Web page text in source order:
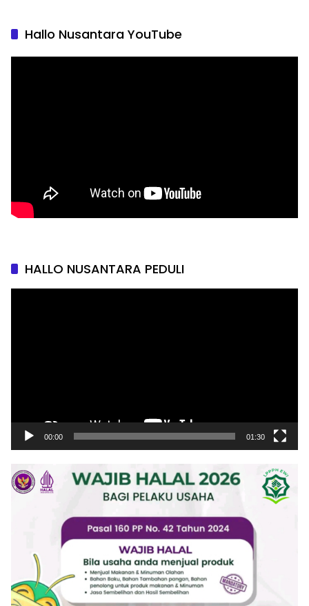
Hallo Nusantara YouTube
HALLO NUSANTARA PEDULI
00:00 01:30